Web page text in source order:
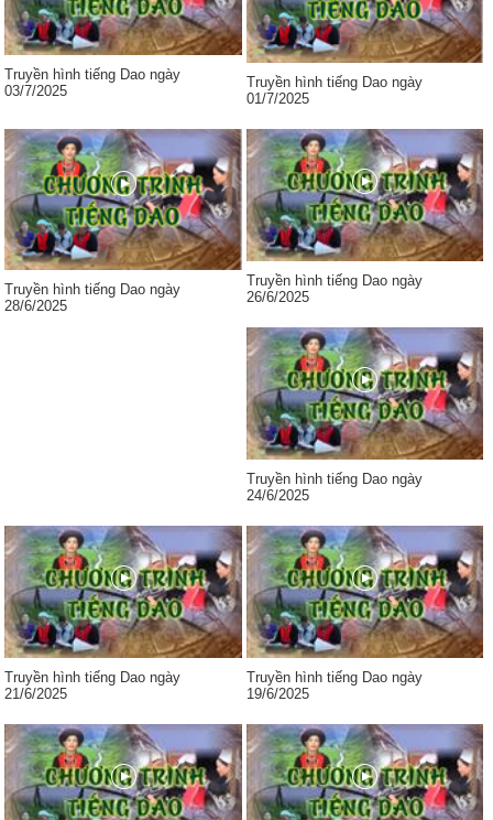
Truyền hình tiếng Dao ngày
03/7/2025
Truyền hình tiếng Dao ngày
01/7/2025
Truyền hình tiếng Dao ngày
28/6/2025
Truyền hình tiếng Dao ngày
26/6/2025
Truyền hình tiếng Dao ngày
24/6/2025
Truyền hình tiếng Dao ngày
21/6/2025
Truyền hình tiếng Dao ngày
19/6/2025